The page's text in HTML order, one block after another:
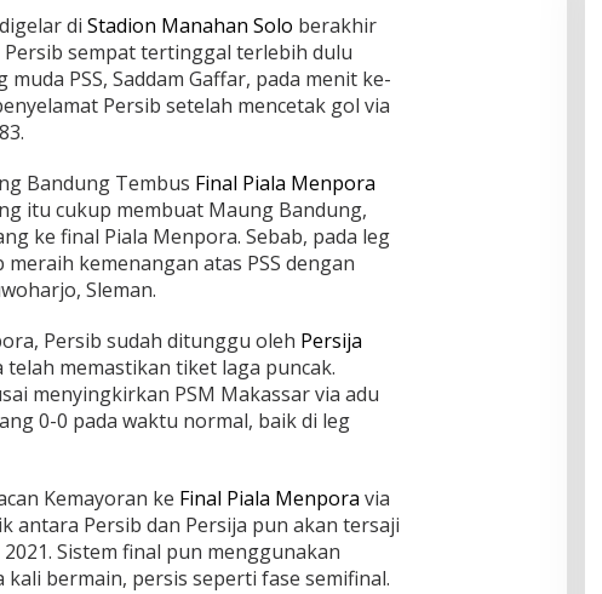
di Stadion Manahan Solo berakhir
sempat tertinggal terlebih dulu
PSS, Saddam Gaffar, pada menit ke-
Persib setelah mencetak gol via
Bandung Tembus Final Piala Menpora
itu cukup membuat Maung Bandung,
ke final Piala Menpora. Sebab, pada leg
kemenangan atas PSS dengan
Sleman.
Persib sudah ditunggu oleh Persija
telah memastikan tiket laga puncak.
menyingkirkan PSM Makassar via adu
0-0 pada waktu normal, baik di leg
Kemayoran ke Final Piala Menpora via
antara Persib dan Persija pun akan tersaji
Sistem final pun menggunakan
bermain, persis seperti fase semifinal.